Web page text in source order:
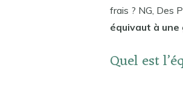
frais ? NG, Des
équivaut à une
Quel est